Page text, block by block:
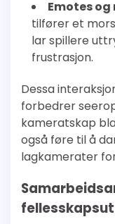
Emotes
tilfører et
lar spillere
frustrasjon.
Dessa
forbedrer
kameratskap
også føre til å
lagkamerater